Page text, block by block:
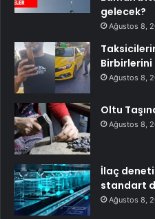
gelecek?
Ağustos 8,
Ağustos 8,
Oltu
Ağustos 8,
İlaç
standart
Ağustos 8,